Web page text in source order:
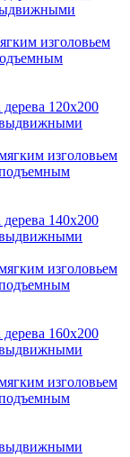
изголовьем
120х200
выдвижными
изголовьем
140х200
выдвижными
изголовьем
160х200
выдвижными
изголовьем
выдвижными